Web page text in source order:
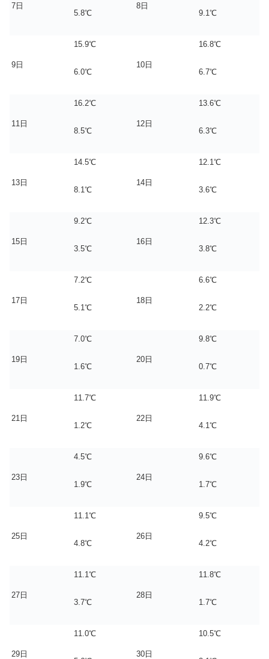
7日
5.8℃
8日
9.1℃
9日
15.9℃
6.0℃
10日
16.8℃
6.7℃
11日
16.2℃
8.5℃
12日
13.6℃
6.3℃
13日
14.5℃
8.1℃
14日
12.1℃
3.6℃
15日
9.2℃
3.5℃
16日
12.3℃
3.8℃
17日
7.2℃
5.1℃
18日
6.6℃
2.2℃
19日
7.0℃
1.6℃
20日
9.8℃
0.7℃
21日
11.7℃
1.2℃
22日
11.9℃
4.1℃
23日
4.5℃
1.9℃
24日
9.6℃
1.7℃
25日
11.1℃
4.8℃
26日
9.5℃
4.2℃
27日
11.1℃
3.7℃
28日
11.8℃
1.7℃
29日
11.0℃
30日
10.5℃